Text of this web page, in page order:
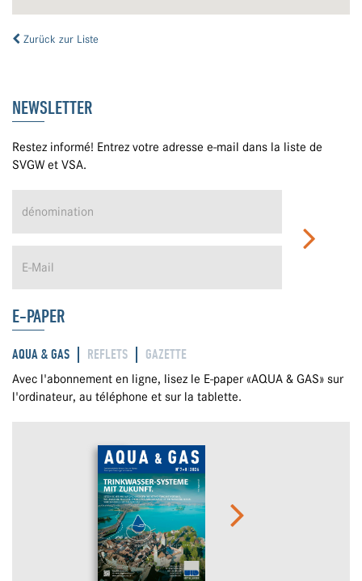
Zurück zur Liste
NEWSLETTER
Restez informé! Entrez votre adresse e-mail dans la liste de
SVGW et VSA.
E-PAPER
AQUA & GAS REFLETS GAZETTE
Avec l'abonnement en ligne, lisez le E-paper «AQUA & GAS» sur
l'ordinateur, au téléphone et sur la tablette.